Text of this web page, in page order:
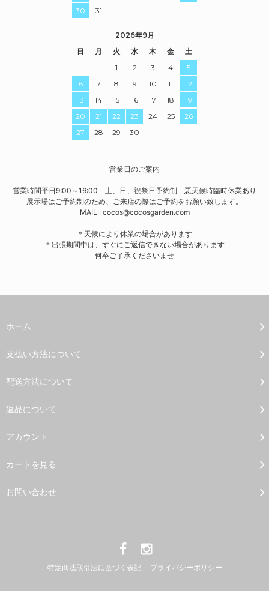
30
31
2026年9月
日
月 火 水 木 金
土
1
2 3 4
5
6
7 8 9 10 11
12
13
14 15 16 17 18
19
20
21 22 23 24 25
26
27
28 29 30
営業日のご案内
営業時間平日9:00～16:00 土、日、祝祭日予約制 悪天候時臨時休業あり
展示場はご予約制のため、ご来店の際はご予約をお願い致します。
MAIL : cocos@cocosgarden.com
＊天候により休業の場合があります
＊出張期間中は、すぐにご返信できない場合があります
何卒ご了承くださいませ
ホーム
支払い方法について
配送方法について
返品について
アカウント
カートを見る
お問い合わせ
特定商法取引法に基づく表記 プライバシーポリシー